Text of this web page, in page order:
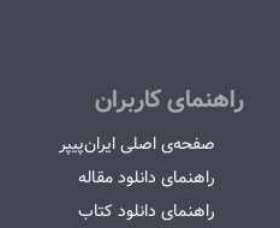
راهنمای کاربران
صفحه‌ی اصلی ایران‌پیپر
راهنمای دانلود مقاله
راهنمای دانلود کتاب